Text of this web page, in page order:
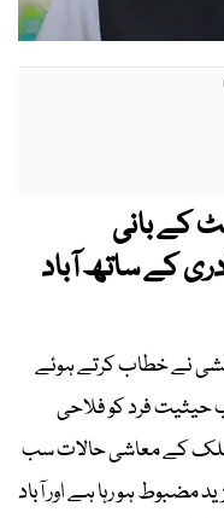
کے بانی
کے ساتھ آباد
نے خطاب کرتے ہوئے
حیثیت فرد کو فلاحی
ملک کے معاشی حالات سب
مضبوط ہو رہا ہے اور آباد